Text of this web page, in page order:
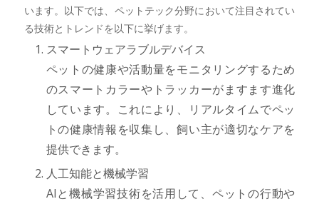
います。以下では、ペットテック分野において注目されてい
る技術とトレンドを以下に挙げます。
スマートウェアラブルデバイス
ペットの健康や活動量をモニタリングするため
のスマートカラーやトラッカーがますます進化
しています。これにより、リアルタイムでペッ
トの健康情報を収集し、飼い主が適切なケアを
提供できます。
人工知能と機械学習
AIと機械学習技術を活用して、ペットの行動や